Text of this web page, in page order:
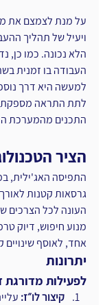
על מנת לצמצם את
ויעיל של תהליך
הלא נכונה. כמו
העבודה בו זמנית
למעשה היא דרך
לתת התראה מספקת
התכנים מהמערכת
הציר
התפיסה האג'ילית,
גרסאות קטנות
העונה לכל הצרכים
מנוע חיפוש, דיוק
אחד, לאוסף שינויים
יתרונות
לפעילות מדורגת
קיצור לו״ז: